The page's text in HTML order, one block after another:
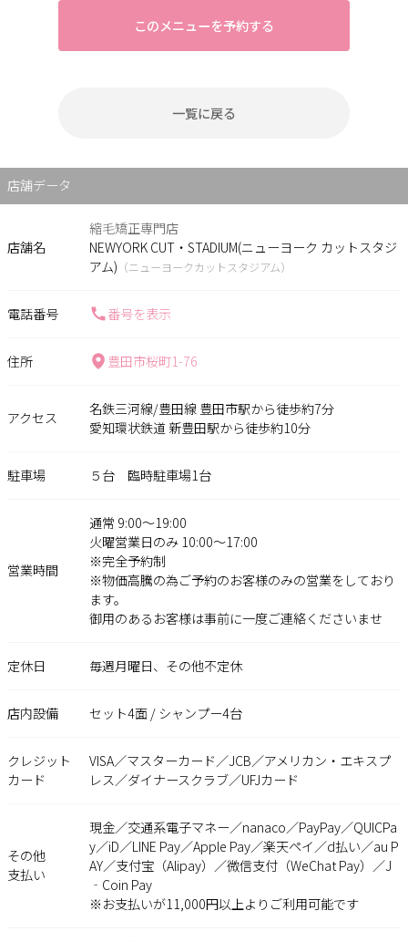
このメニューを予約する
一覧に戻る
店舗データ
店舗名
縮毛矯正専門店
NEWYORK CUT・STADIUM(ニューヨーク カットスタジ
アム) （ニューヨークカットスタジアム）
電話番号 番号を表示
住所 豊田市桜町1-76
アクセス
名鉄三河線/豊田線 豊田市駅から徒歩約7分
愛知環状鉄道 新豊田駅から徒歩約10分
駐車場 ５台 臨時駐車場1台
営業時間
通常 9:00～19:00
火曜営業日のみ 10:00～17:00
※完全予約制
※物価高騰の為ご予約のお客様のみの営業をしており
ます。
御用のあるお客様は事前に一度ご連絡くださいませ
定休日 毎週月曜日、その他不定休
店内設備 セット4面 / シャンプー4台
クレジット
カード
VISA／マスターカード／JCB／アメリカン・エキスプ
レス／ダイナースクラブ／UFJカード
その他
支払い
現金／交通系電子マネー／nanaco／PayPay／QUICPa
y／iD／LINE Pay／Apple Pay／楽天ペイ／d払い／au P
AY／支付宝（Alipay）／微信支付（WeChat Pay）／J
‐Coin Pay
※お支払いが11,000円以上よりご利用可能です